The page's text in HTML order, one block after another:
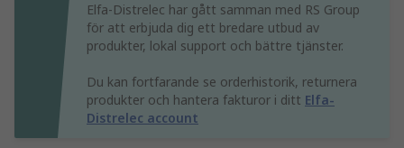
Elfa-Distrelec har gått samman med RS Group
för att erbjuda dig ett bredare utbud av
produkter, lokal support och bättre tjänster.
Du kan fortfarande se orderhistorik, returnera
produkter och hantera fakturor i ditt Elfa-
Distrelec account